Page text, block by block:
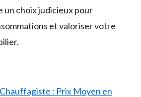
choix judicieux pour
et valoriser votre
: Prix Moyen en